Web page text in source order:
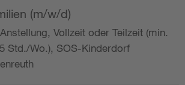
(m/w/d)
Vollzeit oder Teilzeit (min.
Std./Wo.), SOS-Kinderdorf